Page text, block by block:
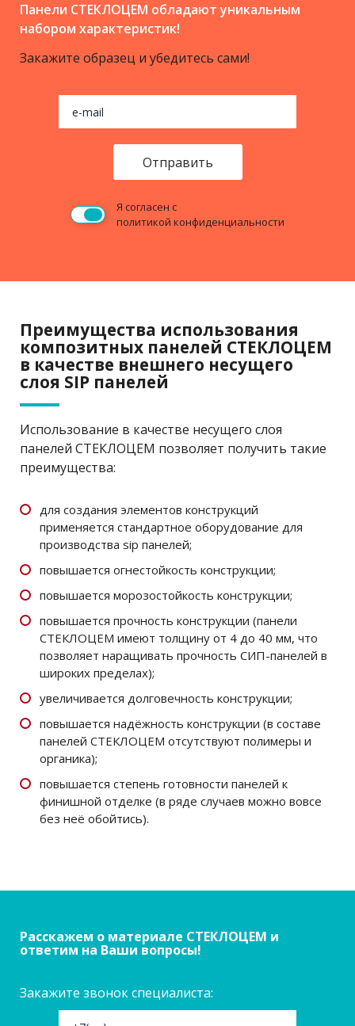
Панели СТЕКЛОЦЕМ обладают уникальным
набором характеристик!
Закажите образец и убедитесь сами!
Оставьте это поле пустым
Я согласен с
политикой конфиденциальности
Преимущества использования
композитных панелей СТЕКЛОЦЕМ
в качестве внешнего несущего
слоя SIP панелей
Использование в качестве несущего слоя
панелей СТЕКЛОЦЕМ позволяет получить такие
преимущества:
для создания элементов конструкций
применяется стандартное оборудование для
производства sip панелей;
повышается огнестойкость конструкции;
повышается морозостойкость конструкции;
повышается прочность конструкции (панели
СТЕКЛОЦЕМ имеют толщину от 4 до 40 мм, что
позволяет наращивать прочность СИП-панелей в
широких пределах);
увеличивается долговечность конструкции;
повышается надёжность конструкции (в составе
панелей СТЕКЛОЦЕМ отсутствуют полимеры и
органика);
повышается степень готовности панелей к
финишной отделке (в ряде случаев можно вовсе
без неё обойтись).
Расскажем о материале СТЕКЛОЦЕМ и
ответим на Ваши вопросы!
Закажите звонок специалиста:
Оставьте это поле пустым